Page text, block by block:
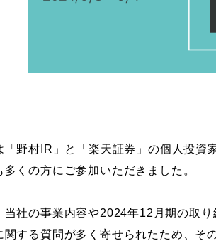
「野村IR」と「楽天証券」の個人投
くの方にご参加いただきました。
当社の事業内容や2024年12月期の取
関する質問が多く寄せられたため、そ